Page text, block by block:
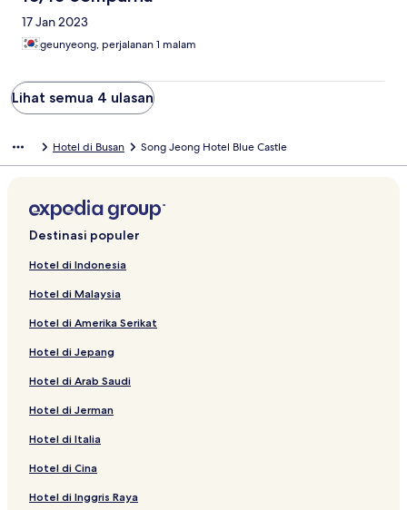
17 Jan 2023
geunyeong, perjalanan 1 malam
Lihat semua 4 ulasan
Hotel di Busan Song Jeong Hotel Blue Castle
Destinasi populer
Hotel di Indonesia
Hotel di Malaysia
Hotel di Amerika Serikat
Hotel di Jepang
Hotel di Arab Saudi
Hotel di Jerman
Hotel di Italia
Hotel di Cina
Hotel di Inggris Raya